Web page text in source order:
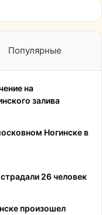
Популярные
на
залива
Ногинске в
26 человек
произошел